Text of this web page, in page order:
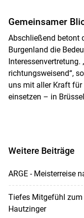
Gemeinsamer
Abschließend betont
Burgenland die
Interessenvertretung.
richtungsweisend“,
uns mit aller Kraft für
einsetzen – in
Weitere Beiträge
ARGE - Meisterreise
Tiefes Mitgefühl zum
Hautzinger